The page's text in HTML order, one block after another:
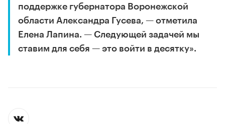
поддержке губернатора Воронежской
области Александра Гусева, — отметила
Елена Лапина. — Следующей задачей мы
ставим для себя — это войти в десятку».